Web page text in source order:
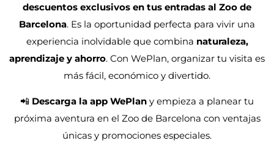
descuentos exclusivos en tus entradas al Zoo de
Barcelona. Es la oportunidad perfecta para vivir una
experiencia inolvidable que combina naturaleza,
aprendizaje y ahorro. Con WePlan, organizar tu visita es
más fácil, económico y divertido.
📲 Descarga la app WePlan y empieza a planear tu
próxima aventura en el Zoo de Barcelona con ventajas
únicas y promociones especiales.